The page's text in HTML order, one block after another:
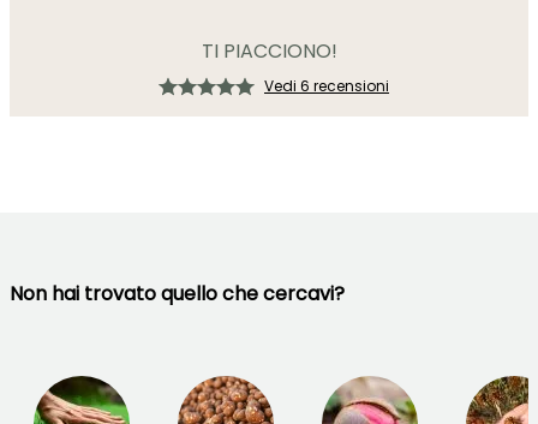
TI PIACCIONO!
Vedi 6 recensioni
Non hai trovato quello che cercavi?